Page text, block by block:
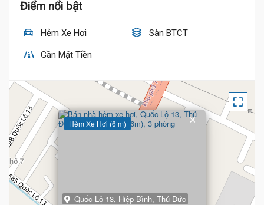
Điểm nổi bật
Hẻm Xe Hơi Sàn BTCT
Gần Mặt Tiền
Hẻm Xe Hơi (6 m)
Quốc Lộ 13, Hiệp Bình, Thủ Đức
×